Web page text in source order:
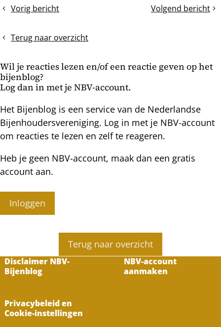
bericht
Vorig bericht
De
in
Volgend bericht
Ruimte
Terug naar overzicht
Wil je reacties lezen en/of een reactie geven op het
bijenblog?
Log dan in met je NBV-account.
Het Bijenblog is een service van de Nederlandse
Bijenhoudersvereniging. Log in met je NBV-account
om reacties te lezen en zelf te reageren.
Heb je geen NBV-account, maak dan een gratis
account aan.
Inloggen
Terug naar overzicht
Disclaimer NBV-
Bijenblog
NBV-account
aanmaken
Privacybeleid en
Cookie-instellingen